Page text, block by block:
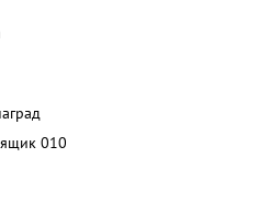
ящик 010